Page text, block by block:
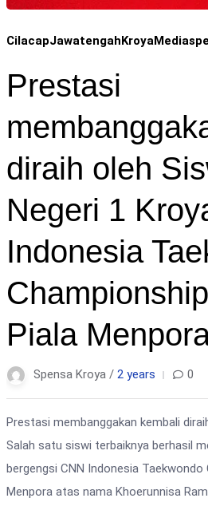
CilacapJawatengahKroya
Prestasi
diraih oleh
Negeri 1
Indonesia
Piala
Spensa Kroya / 2 years 0
Prestasi membanggakan kembali
Salah satu siswi terbaiknya berhasil
bergengsi CNN Indonesia Taekwondo
Menpora atas nama Khoerunnisa